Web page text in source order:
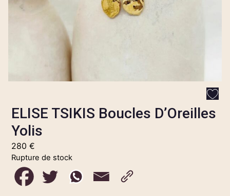
ELISE TSIKIS Boucles D’Oreilles
Yolis
280€
Rupture de stock